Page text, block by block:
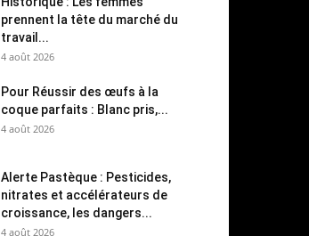
prennent la tête du marché du
travail...
4 août 2026
Pour Réussir des œufs à la
coque parfaits : Blanc pris,...
4 août 2026
Alerte Pastèque : Pesticides,
nitrates et accélérateurs de
croissance, les dangers...
4 août 2026